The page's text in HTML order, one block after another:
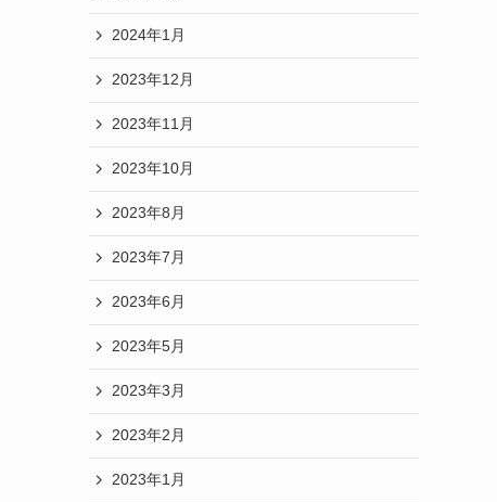
2024年1月
2023年12月
2023年11月
2023年10月
2023年8月
2023年7月
2023年6月
2023年5月
2023年3月
2023年2月
2023年1月